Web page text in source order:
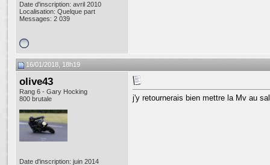
Date d'inscription: avril 2010
Localisation: Quelque part
Messages: 2 039
16/01/2018, 18h19
olive43
Rang 6 - Gary Hocking
800 brutale
Date d'inscription: juin 2014
j'y retournerais bien mettre la Mv au